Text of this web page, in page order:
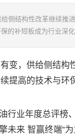
侧结构性改革继续推
的补短板成为行业深
，供给侧结构
提高的技术与
行业年度总评榜
未来 智赢终端”